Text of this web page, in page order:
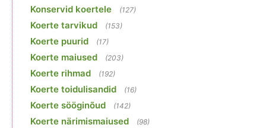
Konservid koertele (127)
Koerte tarvikud (153)
Koerte puurid (17)
Koerte maiused (203)
Koerte rihmad (192)
Koerte toidulisandid (16)
Koerte sööginõud (142)
Koerte närimismaiused (98)